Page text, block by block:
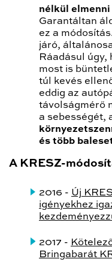
nélkül
Garantáltan
ez a
járó,
Ráadásul
most is
túl kevés
eddig az
távolságmérő
a sebességét,
és több
A KRESZ-
2016 - Új
igényekhez
2017 -
Bringabarát